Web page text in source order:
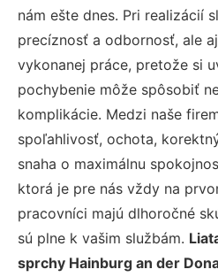
nám ešte dnes. Pri realizácií
precíznosť a odbornosť, ale
vykonanej práce, pretože si
pochybenie môže spôsobiť
komplikácie. Medzi naše
spoľahlivosť, ochota,
snaha o maximálnu
ktorá je pre nás vždy na
pracovníci majú dlhoročné
sú plne k vašim službám.
sprchy Hainburg an der